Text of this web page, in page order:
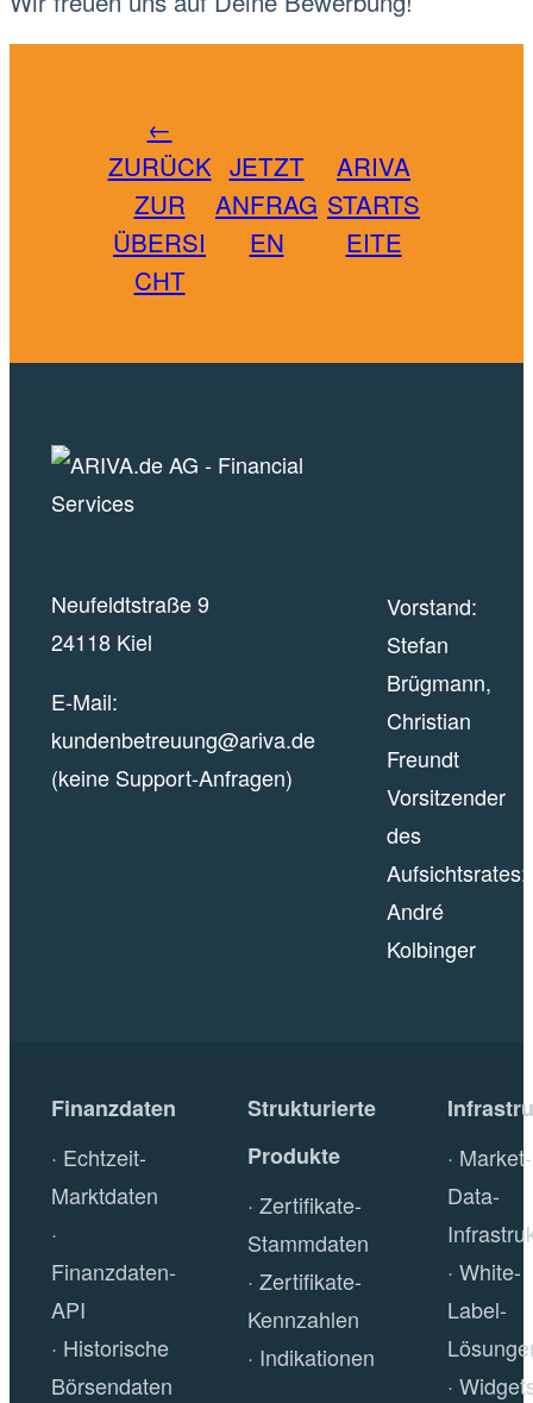
←
ZURÜCK
ZUR
ÜBERSI
CHT
JETZT
ANFRAG
EN
ARIVA
STARTS
EITE
Neufeldtstraße 9
24118 Kiel
E-Mail:
kundenbetreuung@ariva.de
(keine Support-Anfragen)
Vorstand:
Stefan
Brügmann,
Christian
Freundt
Vorsitzender
des
Aufsichtsrates:
André
Kolbinger
Finanzdaten
Echtzeit-
Marktdaten
Finanzdaten-
API
Historische
Börsendaten
Strukturierte
Produkte
Zertifikate-
Stammdaten
Zertifikate-
Kennzahlen
Indikationen
Market-
Data-
White-
Label-